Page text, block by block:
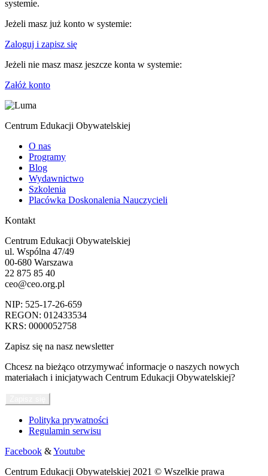
systemie.
Jeżeli masz już konto w systemie:
Zaloguj i zapisz się
Jeżeli nie masz masz jeszcze konta w systemie:
Załóż konto
Centrum Edukacji Obywatelskiej
O nas
Programy
Blog
Wydawnictwo
Szkolenia
Placówka Doskonalenia Nauczycieli
Kontakt
Centrum Edukacji Obywatelskiej
ul. Wspólna 47/49
00-680 Warszawa
22 875 85 40
ceo@ceo.org.pl
NIP: 525-17-26-659
REGON: 012433534
KRS: 0000052758
Zapisz się na nasz newsletter
Chcesz na bieżąco otrzymywać informacje o naszych nowych
materiałach i inicjatywach Centrum Edukacji Obywatelskiej?
Polityka prywatności
Regulamin serwisu
Facebook &Youtube
Centrum Edukacji Obywatelskiej 2021 © Wszelkie prawa